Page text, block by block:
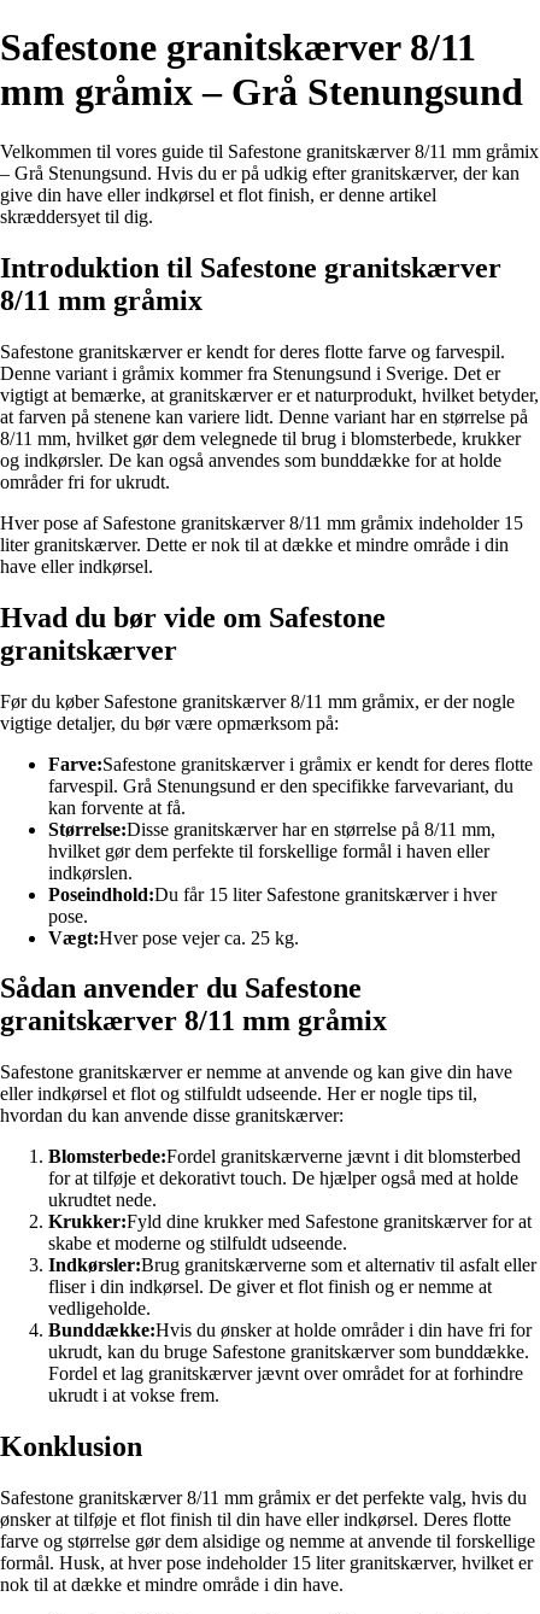
Safestone granitskærver 8/11
mm gråmix – Grå Stenungsund
Velkommen til vores guide til Safestone granitskærver 8/11 mm gråmix
– Grå Stenungsund. Hvis du er på udkig efter granitskærver, der kan
give din have eller indkørsel et flot finish, er denne artikel
skræddersyet til dig.
Introduktion til Safestone granitskærver
8/11 mm gråmix
Safestone granitskærver er kendt for deres flotte farve og farvespil.
Denne variant i gråmix kommer fra Stenungsund i Sverige. Det er
vigtigt at bemærke, at granitskærver er et naturprodukt, hvilket betyder,
at farven på stenene kan variere lidt. Denne variant har en størrelse på
8/11 mm, hvilket gør dem velegnede til brug i blomsterbede, krukker
og indkørsler. De kan også anvendes som bunddække for at holde
områder fri for ukrudt.
Hver pose af Safestone granitskærver 8/11 mm gråmix indeholder 15
liter granitskærver. Dette er nok til at dække et mindre område i din
have eller indkørsel.
Hvad du bør vide om Safestone
granitskærver
Før du køber Safestone granitskærver 8/11 mm gråmix, er der nogle
vigtige detaljer, du bør være opmærksom på:
Farve:Safestone granitskærver i gråmix er kendt for deres flotte
farvespil. Grå Stenungsund er den specifikke farvevariant, du
kan forvente at få.
Størrelse:Disse granitskærver har en størrelse på 8/11 mm,
hvilket gør dem perfekte til forskellige formål i haven eller
indkørslen.
Poseindhold:Du får 15 liter Safestone granitskærver i hver
pose.
Vægt:Hver pose vejer ca. 25 kg.
Sådan anvender du Safestone
granitskærver 8/11 mm gråmix
Safestone granitskærver er nemme at anvende og kan give din have
eller indkørsel et flot og stilfuldt udseende. Her er nogle tips til,
hvordan du kan anvende disse granitskærver:
Blomsterbede:Fordel granitskærverne jævnt i dit blomsterbed
for at tilføje et dekorativt touch. De hjælper også med at holde
ukrudtet nede.
Krukker:Fyld dine krukker med Safestone granitskærver for at
skabe et moderne og stilfuldt udseende.
Indkørsler:Brug granitskærverne som et alternativ til asfalt eller
fliser i din indkørsel. De giver et flot finish og er nemme at
vedligeholde.
Bunddække:Hvis du ønsker at holde områder i din have fri for
ukrudt, kan du bruge Safestone granitskærver som bunddække.
Fordel et lag granitskærver jævnt over området for at forhindre
ukrudt i at vokse frem.
Konklusion
Safestone granitskærver 8/11 mm gråmix er det perfekte valg, hvis du
ønsker at tilføje et flot finish til din have eller indkørsel. Deres flotte
farve og størrelse gør dem alsidige og nemme at anvende til forskellige
formål. Husk, at hver pose indeholder 15 liter granitskærver, hvilket er
nok til at dække et mindre område i din have.